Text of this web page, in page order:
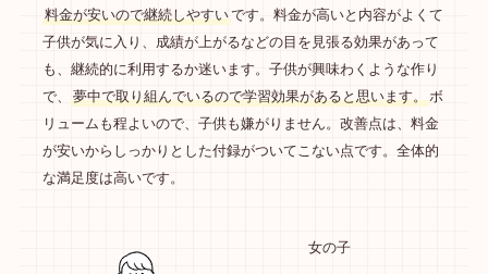
料金が安いので継続しやすいです。料金が高いと内容がよくて
子供が気に入り、成績が上がるなどの目を見張る効果があって
も、継続的に利用するか迷います。子供が興味わくような作り
で、
夢中で取り組んでいるので学習効果があると思います。ボ
リュームも程よいので、子供も嫌がりません。改善点は、料金
が安いからしっかりとした付録がついてこない点です。全体的
な満足度は高いです。
女の子